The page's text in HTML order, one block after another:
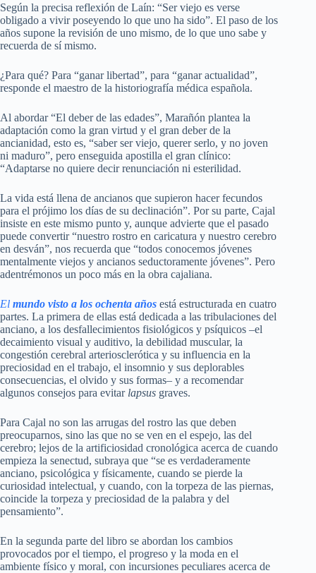
Según la precisa reflexión de Laín: “Ser viejo es verse
obligado a vivir poseyendo lo que uno ha sido”. El paso de los
años supone la revisión de uno mismo, de lo que uno sabe y
recuerda de sí mismo.
¿Para qué? Para “ganar libertad”, para “ganar actualidad”,
responde el maestro de la historiografía médica española.
Al abordar “El deber de las edades”, Marañón plantea la
adaptación como la gran virtud y el gran deber de la
ancianidad, esto es, “saber ser viejo, querer serlo, y no joven
ni maduro”, pero enseguida apostilla el gran clínico:
“Adaptarse no quiere decir renunciación ni esterilidad.
La vida está llena de ancianos que supieron hacer fecundos
para el prójimo los días de su declinación”. Por su parte, Cajal
insiste en este mismo punto y, aunque advierte que el pasado
puede convertir “nuestro rostro en caricatura y nuestro cerebro
en desván”, nos recuerda que “todos conocemos jóvenes
mentalmente viejos y ancianos seductoramente jóvenes”. Pero
adentrémonos un poco más en la obra cajaliana.
El mundo visto a los ochenta años está estructurada en cuatro
partes. La primera de ellas está dedicada a las tribulaciones del
anciano, a los desfallecimientos fisiológicos y psíquicos –el
decaimiento visual y auditivo, la debilidad muscular, la
congestión cerebral arteriosclerótica y su influencia en la
preciosidad en el trabajo, el insomnio y sus deplorables
consecuencias, el olvido y sus formas– y a recomendar
algunos consejos para evitar lapsus graves.
Para Cajal no son las arrugas del rostro las que deben
preocuparnos, sino las que no se ven en el espejo, las del
cerebro; lejos de la artificiosidad cronológica acerca de cuando
empieza la senectud, subraya que “se es verdaderamente
anciano, psicológica y físicamente, cuando se pierde la
curiosidad intelectual, y cuando, con la torpeza de las piernas,
coincide la torpeza y preciosidad de la palabra y del
pensamiento”.
En la segunda parte del libro se abordan los cambios
provocados por el tiempo, el progreso y la moda en el
ambiente físico y moral, con incursiones peculiares acerca de